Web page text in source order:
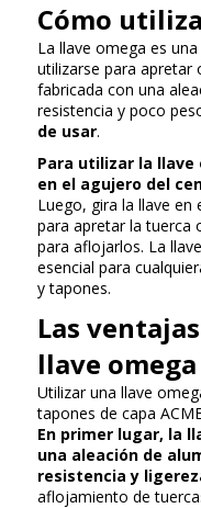
Cómo
La llave omega es
utilizarse para apretar
fabricada con una
resistencia y poco
de usar.
Para utilizar la
en el agujero del
Luego, gira la llave en
para apretar la tuerca
para aflojarlos. La
esencial para
y tapones.
Las
llave omega
Utilizar una llave
tapones de capa
En primer lugar, la
una aleación de
resistencia y
aflojamiento de